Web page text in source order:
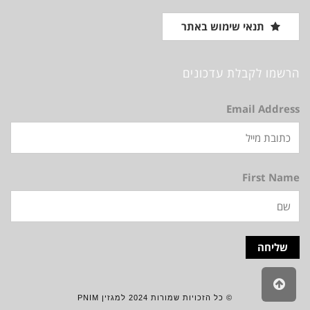
תנאי שימוש באתר
הרשמו לקבלת עדכונים
Email Address
First Name
© כל הזכויות שמורות 2024 למגזין PNIM
גלילה
לראש